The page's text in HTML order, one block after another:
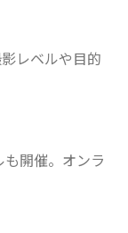
レベルや目的
開催。オンラ